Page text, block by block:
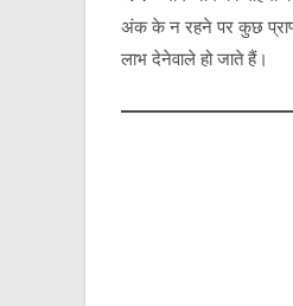
अंक के न रहने पर कुछ
लाभ देनेवाले हो जाते हैं।